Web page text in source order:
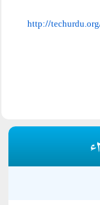
http://techurdu.org